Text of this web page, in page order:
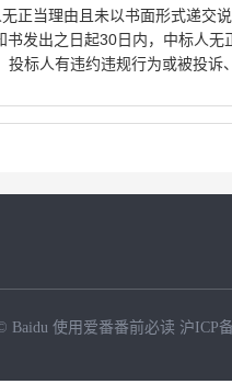
正当理由且未以书面形式递交
发出之日起30日内，中标人
投标人有违约违规行为或被投
Baidu 使用爱番番前必读 沪ICP